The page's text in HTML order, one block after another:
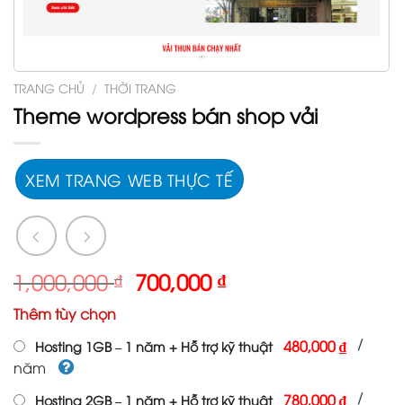
TRANG CHỦ / THỜI TRANG
Theme wordpress bán shop vải
XEM TRANG WEB THỰC TẾ
1,000,000₫ Giá
gốc
1,000,000 ₫.
700,000₫Giá
là:
Thêm tùy chọn
Hosting 1GB – 1 năm + Hỗ trợ kỹ thuật 480,000 ₫ /
năm
Hosting 2GB – 1 năm + Hỗ trợ kỹ thuật 780,000 ₫ /